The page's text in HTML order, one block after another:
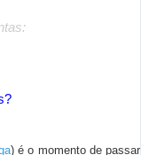
) é o momento de passar